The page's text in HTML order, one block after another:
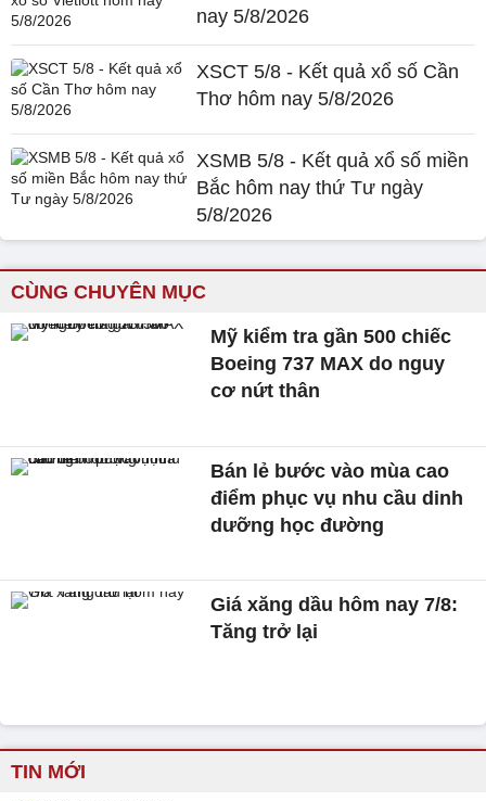
nay 5/8/2026
XSCT 5/8 - Kết quả xổ số Cần
Thơ hôm nay 5/8/2026
XSMB 5/8 - Kết quả xổ số miền
Bắc hôm nay thứ Tư ngày
5/8/2026
CÙNG CHUYÊN MỤC
Mỹ kiểm tra gần 500 chiếc
Boeing 737 MAX do nguy
cơ nứt thân
Bán lẻ bước vào mùa cao
điểm phục vụ nhu cầu dinh
dưỡng học đường
Giá xăng dầu hôm nay 7/8:
Tăng trở lại
TIN MỚI